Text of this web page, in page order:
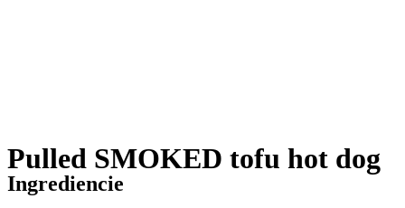
Pulled SMOKED tofu hot dog
Ingrediencie